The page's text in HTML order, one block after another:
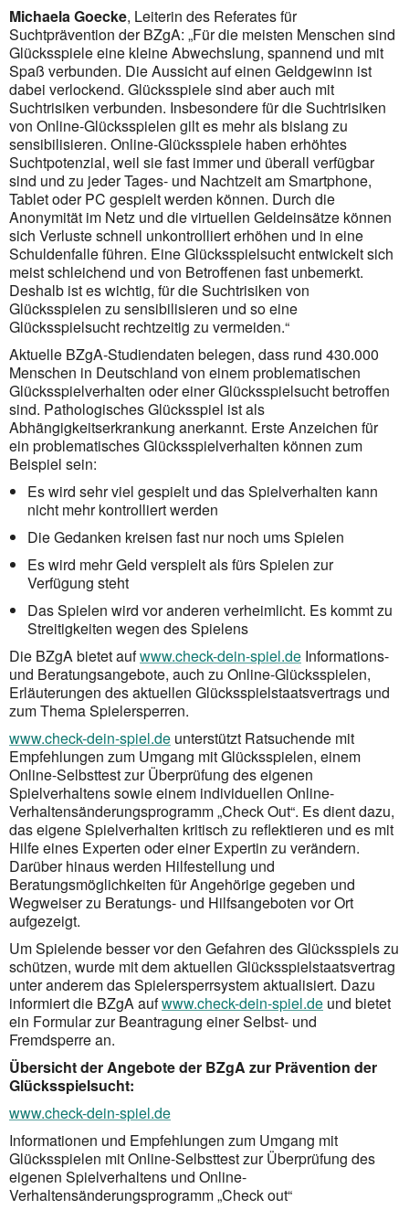
Michaela Goecke, Leiterin des Referates für
Suchtprävention der BZgA: „Für die meisten Menschen sind
Glücksspiele eine kleine Abwechslung, spannend und mit
Spaß verbunden. Die Aussicht auf einen Geldgewinn ist
dabei verlockend. Glücksspiele sind aber auch mit
Suchtrisiken verbunden. Insbesondere für die Suchtrisiken
von Online-Glücksspielen gilt es mehr als bislang zu
sensibilisieren. Online-Glücksspiele haben erhöhtes
Suchtpotenzial, weil sie fast immer und überall verfügbar
sind und zu jeder Tages- und Nachtzeit am Smartphone,
Tablet oder PC gespielt werden können. Durch die
Anonymität im Netz und die virtuellen Geldeinsätze können
sich Verluste schnell unkontrolliert erhöhen und in eine
Schuldenfalle führen. Eine Glücksspielsucht entwickelt sich
meist schleichend und von Betroffenen fast unbemerkt.
Deshalb ist es wichtig, für die Suchtrisiken von
Glücksspielen zu sensibilisieren und so eine
Glücksspielsucht rechtzeitig zu vermeiden.“
Aktuelle BZgA-Studiendaten belegen, dass rund 430.000
Menschen in Deutschland von einem problematischen
Glücksspielverhalten oder einer Glücksspielsucht betroffen
sind. Pathologisches Glücksspiel ist als
Abhängigkeitserkrankung anerkannt. Erste Anzeichen für
ein problematisches Glücksspielverhalten können zum
Beispiel sein:
Es wird sehr viel gespielt und das Spielverhalten kann
nicht mehr kontrolliert werden
Die Gedanken kreisen fast nur noch ums Spielen
Es wird mehr Geld verspielt als fürs Spielen zur
Verfügung steht
Das Spielen wird vor anderen verheimlicht. Es kommt zu
Streitigkeiten wegen des Spielens
Die BZgA bietet aufwww.check-dein-spiel.de Informations-
und Beratungsangebote, auch zu Online-Glücksspielen,
Erläuterungen des aktuellen Glücksspielstaatsvertrags und
zum Thema Spielersperren.
www.check-dein-spiel.de unterstützt Ratsuchende mit
Empfehlungen zum Umgang mit Glücksspielen, einem
Online-Selbsttest zur Überprüfung des eigenen
Spielverhaltens sowie einem individuellen Online-
Verhaltensänderungsprogramm „Check Out“. Es dient dazu,
das eigene Spielverhalten kritisch zu reflektieren und es mit
Hilfe eines Experten oder einer Expertin zu verändern.
Darüber hinaus werden Hilfestellung und
Beratungsmöglichkeiten für Angehörige gegeben und
Wegweiser zu Beratungs- und Hilfsangeboten vor Ort
aufgezeigt.
Um Spielende besser vor den Gefahren des Glücksspiels zu
schützen, wurde mit dem aktuellen Glücksspielstaatsvertrag
unter anderem das Spielersperrsystem aktualisiert. Dazu
informiert die BZgA aufwww.check-dein-spiel.de und bietet
ein Formular zur Beantragung einer Selbst- und
Fremdsperre an.
Übersicht der Angebote der BZgA zur Prävention der
Glücksspielsucht:
www.check-dein-spiel.de
Informationen und Empfehlungen zum Umgang mit
Glücksspielen mit Online-Selbsttest zur Überprüfung des
eigenen Spielverhaltens und Online-
Verhaltensänderungsprogramm „Check out“